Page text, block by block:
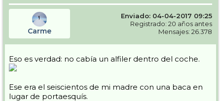
Carme
Enviado: 04-04-2017 09:25
Registrado: 20 años antes
Mensajes: 26.378
Eso es verdad: no cabía un alfiler dentro del coche.
Ese era el seiscientos de mi madre con una baca en
lugar de portaesquís.